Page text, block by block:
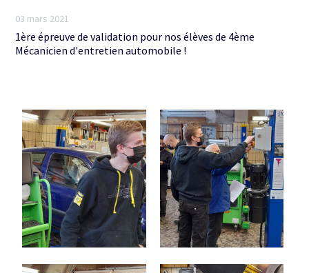
03 mars 2021
1ère épreuve de validation pour nos élèves de 4ème
Mécanicien d'entretien automobile !